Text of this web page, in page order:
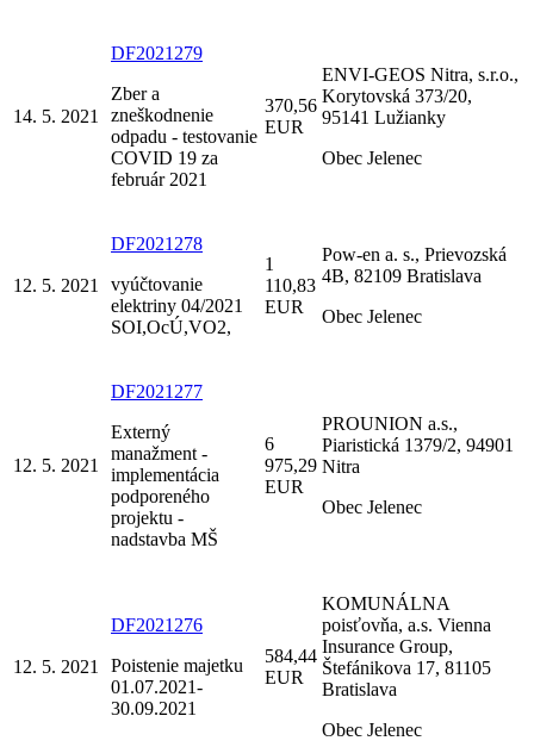
14. 5. 2021
DF2021279
Zber a
zneškodnenie
odpadu - testovanie
COVID 19 za
február 2021
370,56
EUR
ENVI-GEOS Nitra, s.r.o.,
Korytovská 373/20,
95141 Lužianky
Obec Jelenec
12. 5. 2021
DF2021278
vyúčtovanie
elektriny 04/2021
SOI,OcÚ,VO2,
1
110,83
EUR
Pow-en a. s., Prievozská
4B, 82109 Bratislava
Obec Jelenec
12. 5. 2021
DF2021277
Externý
manažment -
implementácia
podporeného
projektu -
nadstavba MŠ
6
975,29
EUR
PROUNION a.s.,
Piaristická 1379/2, 94901
Nitra
Obec Jelenec
12. 5. 2021
DF2021276
Poistenie majetku
01.07.2021-
30.09.2021
584,44
EUR
KOMUNÁLNA
poisťovňa, a.s. Vienna
Insurance Group,
Štefánikova 17, 81105
Bratislava
Obec Jelenec